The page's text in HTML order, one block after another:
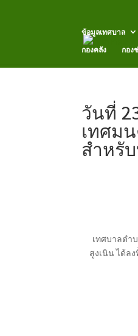
ข้อมูลเทศบาล
กองคลัง
กอง
วันที่
เทศม
สำหรั
เทศบาลตำ
สูงเนิน ได้ล